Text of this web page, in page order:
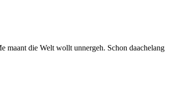
maant die Welt wollt unnergeh. Schon daachelang